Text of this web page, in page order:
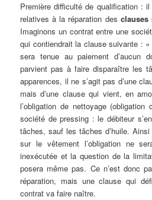
Première difficulté de qualification :
relatives à la réparation des clauses
Imaginons un contrat entre une
qui contiendrait la clause suivante :
sera tenue au paiement d’aucun
parvient pas à faire disparaître les
apparences, il ne s’agit pas d’une
mais d’une clause qui vient, en
l’obligation de nettoyage
société de pressing : le débiteur
tâches, sauf les tâches d’huile. Ainsi
sur le vêtement l’obligation ne
inexécutée et la question de la
posera même pas. Ce n’est donc
réparation, mais une clause qui
contrat va faire naître.